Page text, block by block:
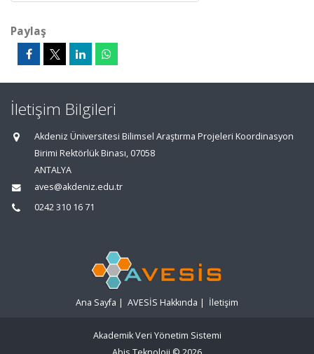
Paylaş
İletişim Bilgileri
Akdeniz Üniversitesi Bilimsel Araştırma Projeleri Koordinasyon
Birimi Rektörlük Binası, 07058
ANTALYA
aves@akdeniz.edu.tr
0242 310 16 71
Ana Sayfa | AVESİS Hakkında | İletişim
Akademik Veri Yönetim Sistemi